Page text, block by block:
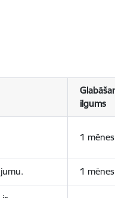
ilgums
1
1